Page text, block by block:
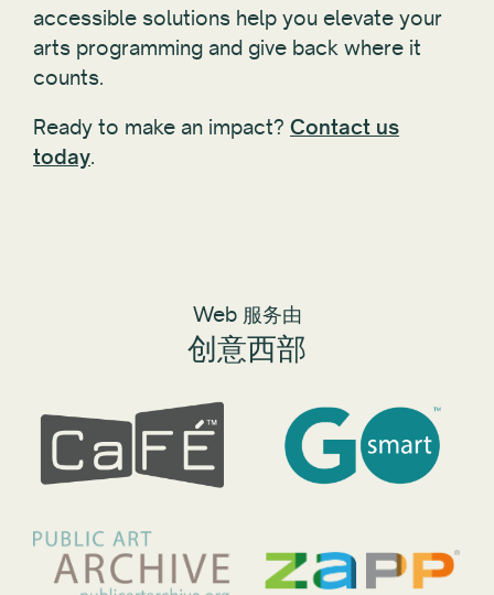
accessible solutions help you elevate your
arts programming and give back where it
counts.
Ready to make an impact? Contact us
today.
Web 服务由
创意西部